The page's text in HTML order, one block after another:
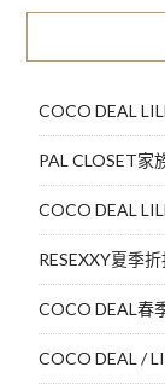
導
覽
COCO DEAL
PAL CLOSET家
COCO DEAL
RESEXXY夏季
COCO DEAL春
COCO DEAL /